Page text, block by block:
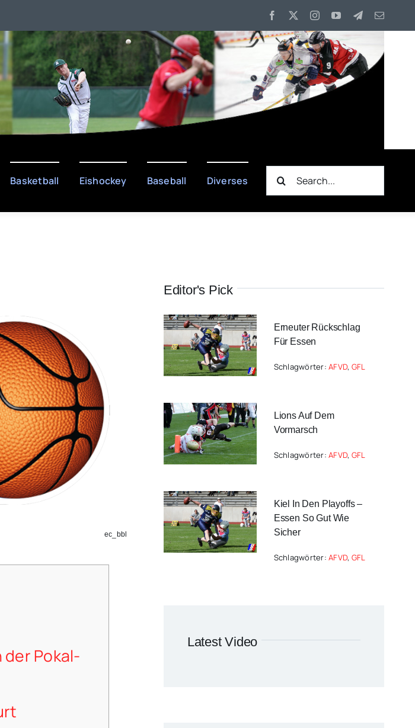
Basketball Eishockey Baseball Diverses
Suche
nach:
ec_bbl
Pokal-
Editor's Pick
Erneuter Rückschlag
Für Essen
Schlagwörter:AFVD, GFL
Lions Auf Dem
Vormarsch
Schlagwörter:AFVD, GFL
Kiel In Den Playoffs –
Essen So Gut Wie
Sicher
Schlagwörter:AFVD, GFL
Latest Video